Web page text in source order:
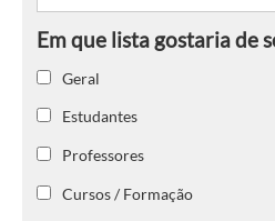
Geral
Estudantes
Professores
Cursos / Formação